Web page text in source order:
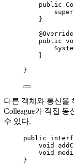
public
super
}
@Override
public
}
}
다른 객체와 통신을
Colleague가 직접
수 있다.
public
void
void
}